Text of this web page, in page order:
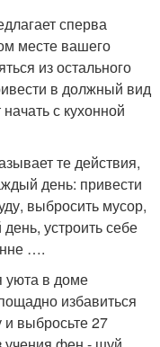
сперва
месте вашего
из остального
в должный вид
с кухонной
те действия,
день: привести
выбросить мусор,
устроить себе
….
уюта в доме
избавиться
выбросьте 27